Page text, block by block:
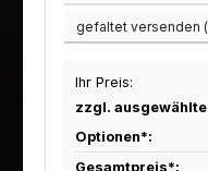
Ihr Preis:
zzgl. ausgewählte
Optionen*:
Gesamtpreis*: